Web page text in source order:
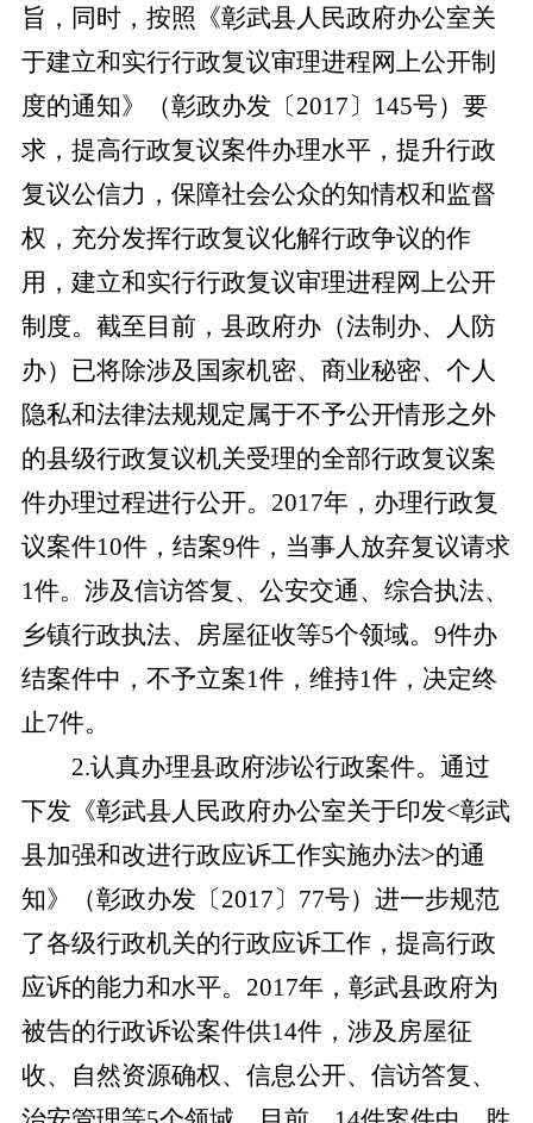
旨，同时，按照《彰武县人民政府办公室关
于建立和实行行政复议审理进程网上公开制
度的通知》（彰政办发〔2017〕145号）要
求，提高行政复议案件办理水平，提升行政
复议公信力，保障社会公众的知情权和监督
权，充分发挥行政复议化解行政争议的作
用，建立和实行行政复议审理进程网上公开
制度。截至目前，县政府办（法制办、
人防
办）已将除涉及国家机密、商业秘密、个人
隐私和法律法规规定属于不予公开情形之外
的县级行政复议机关受理的全部行政复议案
件办理过程进行公开。 2017年，办理行政复
议案件10件，结案9件，当事人放弃复议请求
1件。涉及信访答复、公安交通、综合执法、
乡镇行政执法、房屋征收等5个领域。9件办
结案件中，不予立案1件，维持1件，决定终
止7件。
2.认真办理县政府涉讼行政案件。通过
下发《彰武县人民政府办公室关于印发<彰武
县加强和改进行政应诉工作实施办法>的通
知》（彰政办发〔2017〕77号）进一步规范
了各级行政机关的行政应诉工作，提高行政
应诉的能力和水平。2017年，彰武县政府为
被告的行政诉讼案件供14件，涉及房屋征
收、自然资源确权、信息公开、信访答复、